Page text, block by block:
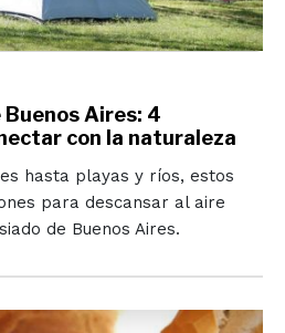
Aires: 4
con la naturaleza
hasta playas y ríos, estos
para descansar al aire
de Buenos Aires.